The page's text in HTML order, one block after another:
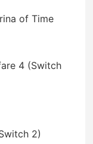
of Time
4 (Switch
2)